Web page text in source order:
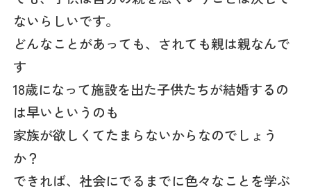
ないらしいです。
どんなことがあっても、されても親は親なんで
す
18歳になって施設を出た子供たちが結婚するの
は早いというのも
家族が欲しくてたまらないからなのでしょう
か？
できれば、社会にでるまでに色々なことを学ぶ